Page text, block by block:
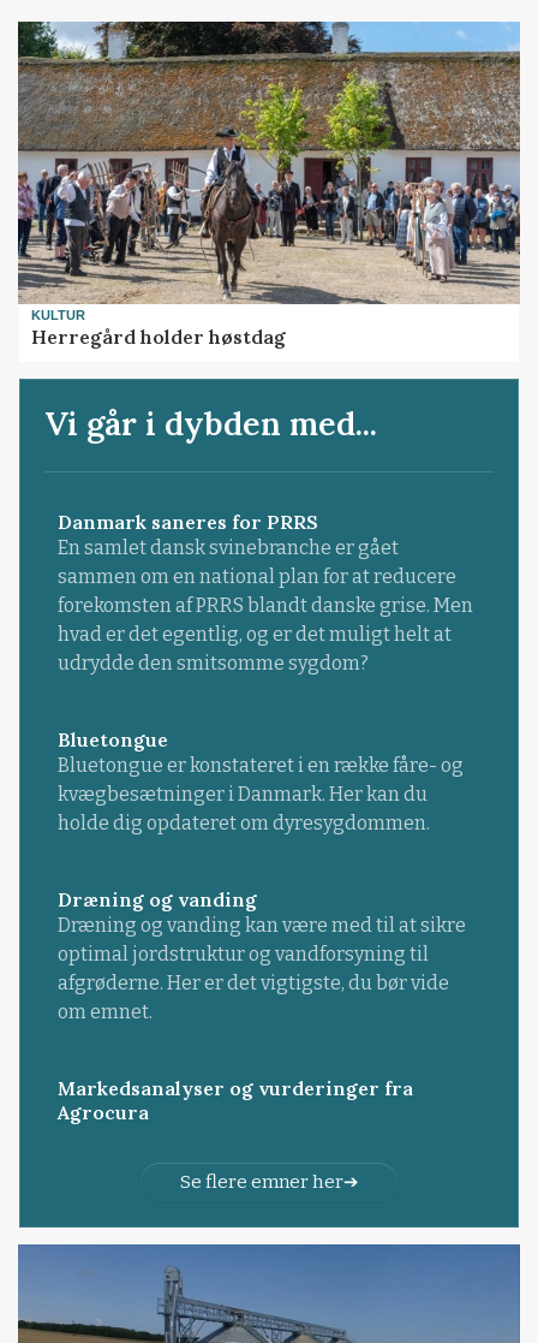
KULTUR
Herregård holder høstdag
Vi går i dybden med...
Danmark saneres for PRRS
En samlet dansk svinebranche er gået
sammen om en national plan for at reducere
forekomsten af PRRS blandt danske grise. Men
hvad er det egentlig, og er det muligt helt at
udrydde den smitsomme sygdom?
Bluetongue
Bluetongue er konstateret i en række fåre- og
kvægbesætninger i Danmark. Her kan du
holde dig opdateret om dyresygdommen.
Dræning og vanding
Dræning og vanding kan være med til at sikre
optimal jordstruktur og vandforsyning til
afgrøderne. Her er det vigtigste, du bør vide
om emnet.
Markedsanalyser og vurderinger fra
Agrocura
Se flere emner her